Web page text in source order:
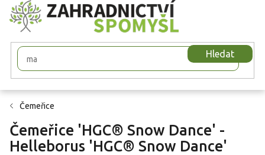
Přejít
na
obsah
Hledat
Čemeřice
Čemeřice 'HGC® Snow Dance' -
Helleborus 'HGC® Snow Dance'